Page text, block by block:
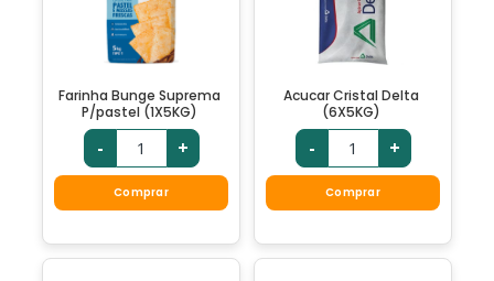
Farinha Bunge Suprema
P/pastel (1X5KG)
- +
Comprar
Acucar Cristal Delta
(6X5KG)
- +
Comprar